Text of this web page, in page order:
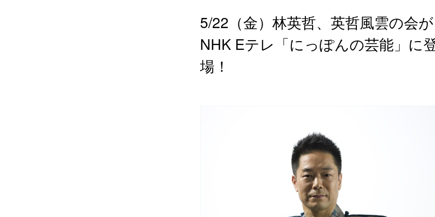
5/22（金）林英哲、英哲風雲の会
NHK Eテレ「にっぽんの芸能」に
場！